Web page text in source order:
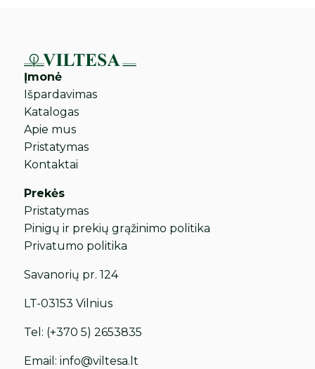
Įmonė
Išpardavimas
Katalogas
Apie mus
Pristatymas
Kontaktai
Prekės
Pristatymas
Pinigų ir prekių grąžinimo politika
Privatumo politika
Savanorių pr. 124
LT-03153 Vilnius
Tel: (+370 5) 2653835
Email:info@viltesa.lt